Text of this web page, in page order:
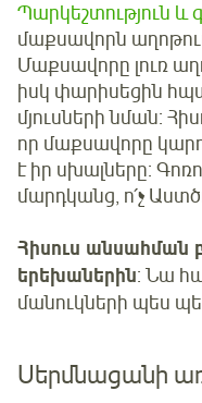
Պարկեշտություն և
մաքսավորն
Մաքսավորը լուռ
իսկ փարիսեցին
մյուսների նման:
որ մաքսավորը
է իր սխալները:
մարդկանց, ո՛չ
Հիսուս անսահման
երեխաներին: Նա
մանուկների պես
Սերմնացանի